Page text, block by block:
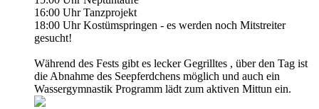
16:00 Uhr Tanzprojekt
18:00 Uhr Kostümspringen - es werden noch Mitstreiter
gesucht!
Während des Fests gibt es lecker Gegrilltes , über den Tag ist
die Abnahme des Seepferdchens möglich und auch ein
Wassergymnastik Programm lädt zum aktiven Mittun ein.